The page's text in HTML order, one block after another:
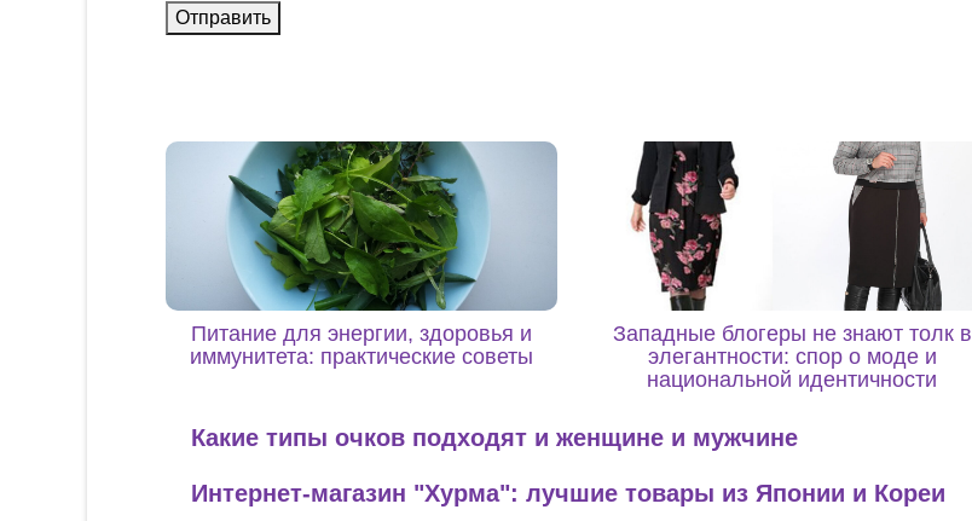
Отправить
Питание для энергии, здоровья и
иммунитета: практические советы
Западные блогеры не знают толк в
элегантности: спор о моде и
национальной идентичности
Какие типы очков подходят и женщине и мужчине
Интернет-магазин "Хурма": лучшие товары из Японии и Кореи